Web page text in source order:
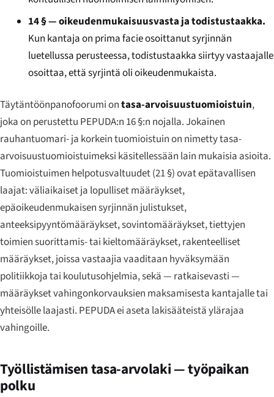
14 § — oikeudenmukaisuusvasta ja todistustaakka.
Kun kantaja on prima facie osoittanut syrjinnän
luetellussa perusteessa, todistustaakka siirtyy vastaajalle
osoittaa, että syrjintä oli oikeudenmukaista.
Täytäntöönpanofoorumi ontasa-arvoisuustuomioistuin,
joka on perustettu PEPUDA:n 16 §:n nojalla. Jokainen
rauhantuomari- ja korkein tuomioistuin on nimetty tasa-
arvoisuustuomioistuimeksi käsitellessään lain mukaisia asioita.
Tuomioistuimen helpotusvaltuudet (21 §) ovat epätavallisen
laajat: väliaikaiset ja lopulliset määräykset,
epäoikeudenmukaisen syrjinnän julistukset,
anteeksipyyntömääräykset, sovintomääräykset, tiettyjen
toimien suorittamis- tai kieltomääräykset, rakenteelliset
määräykset, joissa vastaajia vaaditaan hyväksymään
politiikkoja tai koulutusohjelmia, sekä — ratkaisevasti —
määräykset vahingonkorvauksien maksamisesta kantajalle tai
yhteisölle laajasti. PEPUDA ei aseta lakisääteistä ylärajaa
vahingoille.
Työllistämisen tasa-arvolaki — työpaikan
polku